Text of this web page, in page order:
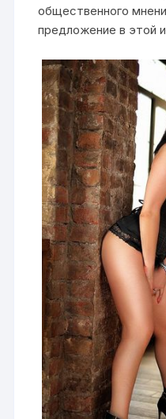
общественного
предложение в этой